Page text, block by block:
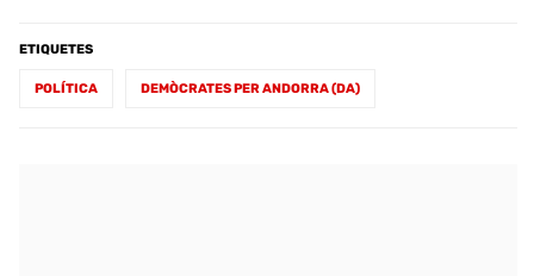
ETIQUETES
POLÍTICA DEMÒCRATES PER ANDORRA (DA)